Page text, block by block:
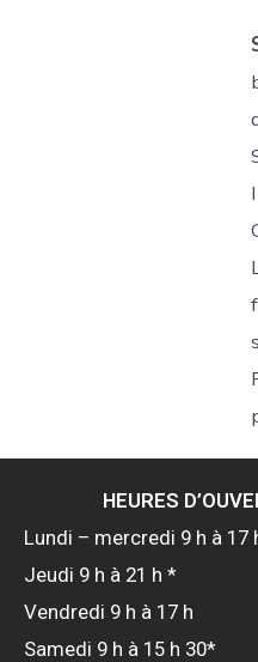
HEURES
Lundi – mercredi 9 h à 17
Jeudi 9 h à 21 h *
Vendredi 9 h à 17 h
Samedi 9 h à 15 h 30*